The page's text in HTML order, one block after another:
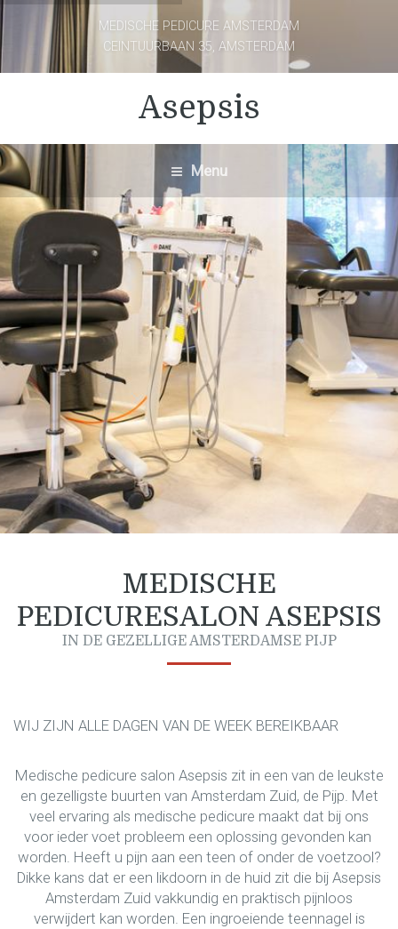
MEDISCHE PEDICURE AMSTERDAM
CEINTUURBAAN 35, AMSTERDAM
Asepsis
Menu
Medische Pedicure
Amsterdam
MEDISCHE
PEDICURESALON ASEPSIS
IN DE GEZELLIGE AMSTERDAMSE PIJP
WIJ ZIJN ALLE DAGEN VAN DE WEEK BEREIKBAAR
Medische pedicure salon Asepsis zit in een van de leukste
en gezelligste buurten van Amsterdam Zuid, de Pijp. Met
veel ervaring als medische pedicure maakt dat bij ons
voor ieder voet probleem een oplossing gevonden kan
worden. Heeft u pijn aan een teen of onder de voetzool?
Dikke kans dat er een likdoorn in de huid zit die bij Asepsis
Amsterdam Zuid vakkundig en praktisch pijnloos
verwijdert kan worden. Een ingroeiende teennagel is